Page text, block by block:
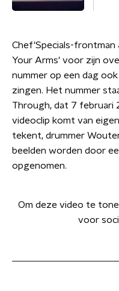
Chef'Specials-frontman
Your Arms' voor zijn
nummer op een dag
zingen. Het nummer
Through, dat 7 februari
videoclip komt van
tekent, drummer
beelden worden door
opgenomen.
Om deze video te
voor